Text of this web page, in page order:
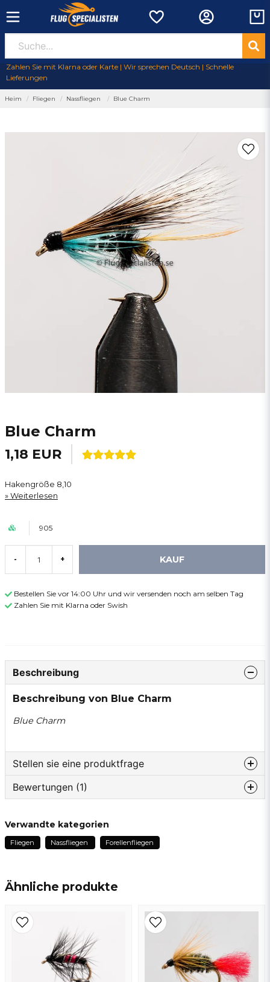
Zahlen Sie mit Klarna oder Karte | Wir sprechen Deutsch | Schnelle
Lieferungen
Heim Fliegen Nassfliegen Blue Charm
Blue Charm
1,18 EUR
Hakengröße 8,10
Weiterlesen
905
- + KAUF
Bestellen Sie vor 14:00 Uhr und wir versenden noch am selben Tag
Zahlen Sie mit Klarna oder Swish
Ähnliche produkte
Beschreibung
Beschreibung von Blue Charm
Blue Charm
Stellen sie eine produktfrage
question
Fragen sie uns etwas zu diesem produkt...
Ja, sie können meine frage veröffentlichen
Bewertungen (1)
Thom
Verwandte kategorien
Fliegen Nassfliegen Forellenfliegen